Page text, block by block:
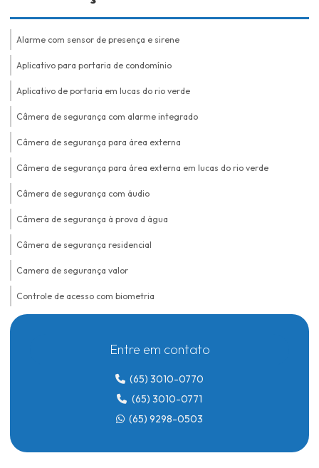
Alarme com sensor de presença e sirene
Aplicativo para portaria de condomínio
Aplicativo de portaria em lucas do rio verde
Câmera de segurança com alarme integrado
Câmera de segurança para área externa
Câmera de segurança para área externa em lucas do rio verde
Câmera de segurança com áudio
Câmera de segurança à prova d água
Câmera de segurança residencial
Camera de segurança valor
Controle de acesso com biometria
Controle de acesso biométrico
Controle de acesso biométrico para condomínios
Controle de acesso biométrico em lucas do rio verde
Controle de acesso para condomínio
Controle de acesso para condomínio em lucas do rio verde
Controle de acesso para condomínio com reconhecimento facial
Entre em contato
(65) 3010-0770
(65) 3010-0771
(65) 9298-0503